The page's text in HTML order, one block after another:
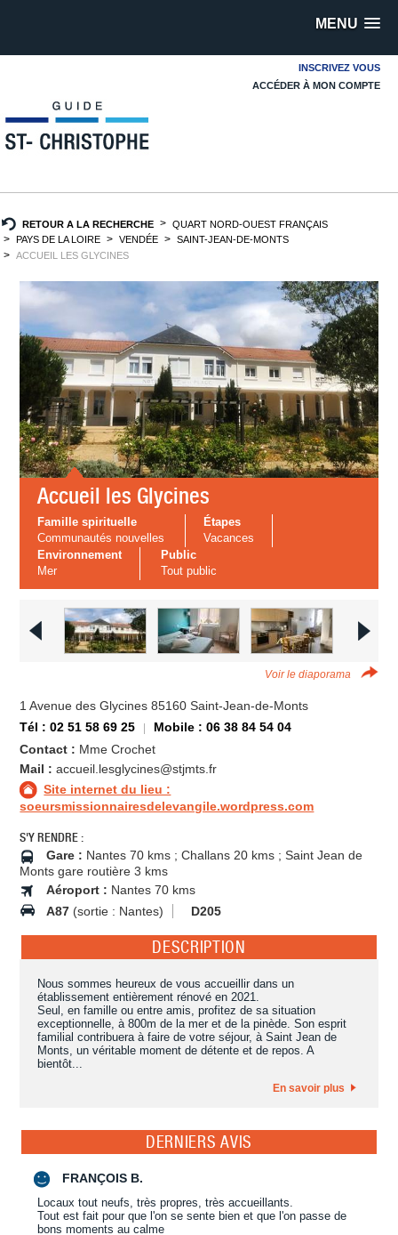
MENU
INSCRIVEZ VOUS
ACCÉDER À MON COMPTE
RETOUR A LA RECHERCHE
QUART NORD-OUEST FRANÇAIS
PAYS DE LA LOIRE
VENDÉE
SAINT-JEAN-DE-MONTS
ACCUEIL LES GLYCINES
Accueil les Glycines
Famille spirituelle
Communautés nouvelles
Étapes
Vacances
Environnement
Mer
Public
Tout public
Voir le diaporama
1 Avenue des Glycines 85160 Saint-Jean-de-Monts
Tél : 02 51 58 69 25
Mobile : 06 38 84 54 04
Contact : Mme Crochet
Mail : accueil.lesglycines@stjmts.fr
Site internet du lieu :
soeursmissionnairesdelevangile.wordpress.com
S'Y RENDRE :
Gare : Nantes 70 kms ; Challans 20 kms ; Saint Jean de
Monts gare routière 3 kms
Aéroport : Nantes 70 kms
A87 (sortie : Nantes) D205
DESCRIPTION
Nous sommes heureux de vous accueillir dans un
établissement entièrement rénové en 2021.
Seul, en famille ou entre amis, profitez de sa situation
exceptionnelle, à 800m de la mer et de la pinède. Son esprit
familial contribuera à faire de votre séjour, à Saint Jean de
Monts, un véritable moment de détente et de repos. A
bientôt...
En savoir plus
DERNIERS AVIS
FRANÇOIS B.
Locaux tout neufs, très propres, très accueillants.
Tout est fait pour que l'on se sente bien et que l'on passe de
bons moments au calme